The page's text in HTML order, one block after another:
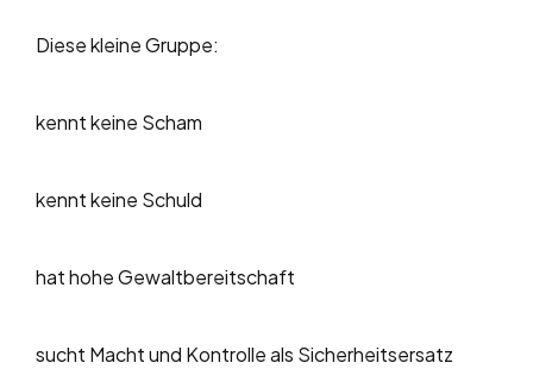
Diese kleine Gruppe:
kennt keine Scham
kennt keine Schuld
hat hohe Gewaltbereitschaft
sucht Macht und Kontrolle als Sicherheitsersatz